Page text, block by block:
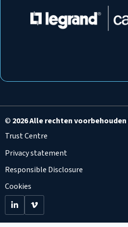
© 2026 Alle rechten
Trust Centre
Privacy statement
Responsible Disclosure
Cookies
Go
to
Go
to